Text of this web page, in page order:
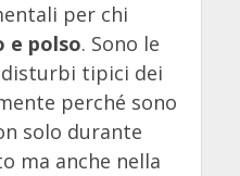
per chi
e polso. Sono le
tipici dei
perché sono
solo durante
ma anche nella